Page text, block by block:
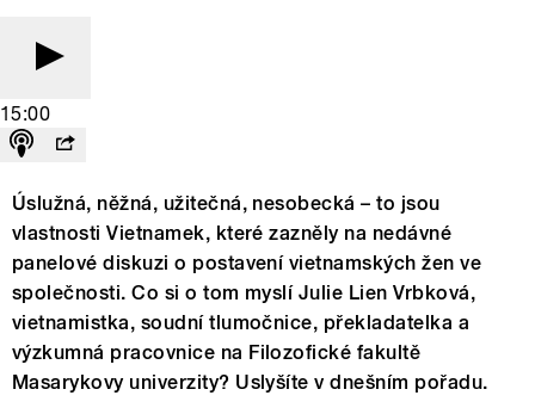
15:00
Úslužná, něžná, užitečná, nesobecká – to jsou
vlastnosti Vietnamek, které zazněly na nedávné
panelové diskuzi o postavení vietnamských žen ve
společnosti. Co si o tom myslí Julie Lien Vrbková,
vietnamistka, soudní tlumočnice, překladatelka a
výzkumná pracovnice na Filozofické fakultě
Masarykovy univerzity? Uslyšíte v dnešním pořadu.